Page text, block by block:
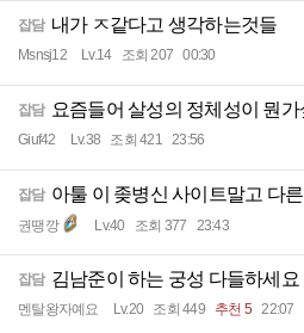
잡담 내가 ㅈ같다고 생각하는것들
Msnsj12 Lv.14 조회 207 00:30
잡담 요즘들어 살성의 정체성이 뭔가
Giuf42 Lv.38 조회 421 23:56
잡담 아툴 이 좆병신 사이트말고 다
권땡깡 Lv.40 조회 377 23:43
잡담 김남준이 하는 궁성 다들하세요
멘탈왕자예요 Lv.20 조회 449 추천 5 22:07